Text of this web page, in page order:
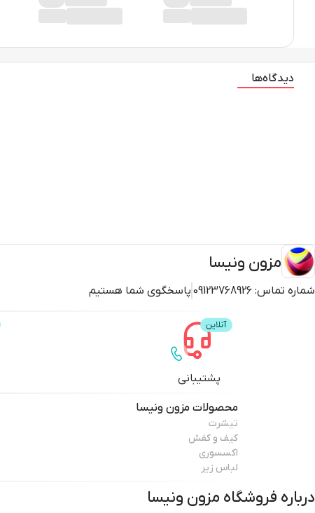
دیدگاه‌ها
مزون ونیسا
شماره تماس: 09123768926 پاسخگوی شما هستیم
پشتیبانی
محصولاتمزون ونیسا
تیشرت
کیف و کفش
اکسسوری
لباس زیر
درباره فروشگاه مزون ونیسا